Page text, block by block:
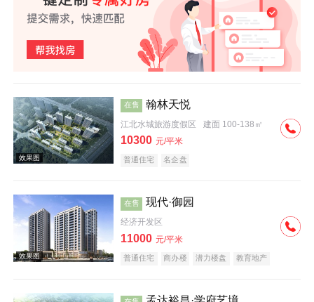
效果图
在售 翰林天悦
江北水城旅游度假区 建面 100-138㎡
10300 元/平米
普通住宅 名企盘
在售 现代·御园
经济开发区
11000 元/平米
普通住宅 商办楼 潜力楼盘 教育地产